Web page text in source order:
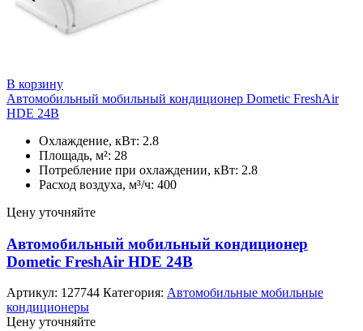
В корзину
Автомобильный мобильный кондиционер Dometic FreshAir
HDE 24В
Охлаждение, кВт: 2.8
Площадь, м²: 28
Потребление при охлаждении, кВт: 2.8
Расход воздуха, м³/ч: 400
Цену уточняйте
Автомобильный мобильный кондиционер
Dometic FreshAir HDE 24В
Артикул: 127744 Категория: Автомобильные мобильные
кондиционеры
Цену уточняйте